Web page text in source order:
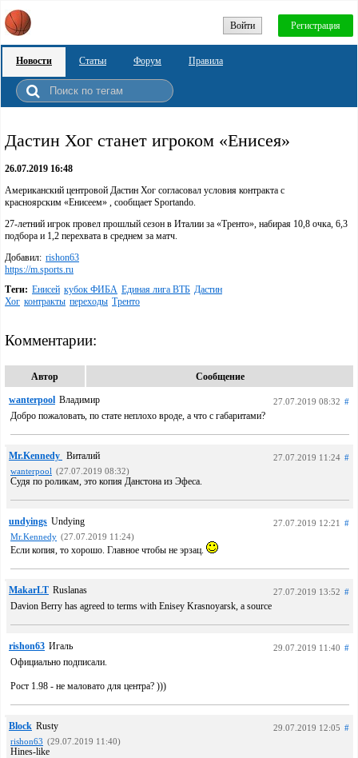
Войти Регистрация
Новости Статьи Форум Правила
Дастин Хог станет игроком «Енисея»
26.07.2019 16:48
Американский центровой Дастин Хог согласовал условия контракта с
красноярским «Енисеем» , сообщает Sportando.
27-летний игрок провел прошлый сезон в Италии за «Тренто», набирая 10,8 очка, 6,3
подбора и 1,2 перехвата в среднем за матч.
Добавил: rishon63
https://m.sports.ru
Теги: Енисей кубок ФИБА Единая лига ВТБ Дастин
Хог контракты переходы Тренто
Комментарии:
Автор Сообщение
wanterpool Владимир 27.07.2019 08:32 #
Добро пожаловать, по стате неплохо вроде, а что с габаритами?
Mr.Kennedy Виталий 27.07.2019 11:24 #
wanterpool (27.07.2019 08:32)
Судя по роликам, это копия Данстона из Эфеса.
undyings Undying 27.07.2019 12:21 #
Mr.Kennedy (27.07.2019 11:24)
Если копия, то хорошо. Главное чтобы не эрзац.
MakarLT Ruslanas 27.07.2019 13:52 #
Davion Berry has agreed to terms with Enisey Krasnoyarsk, a source
rishon63 Игаль 29.07.2019 11:40 #
Официально подписали.
Рост 1.98 - не маловато для центра? )))
Block Rusty 29.07.2019 12:05 #
rishon63 (29.07.2019 11:40)
Hines-like